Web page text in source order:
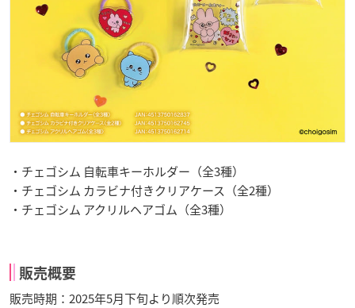
・チェゴシム 自転車キーホルダー（全3種）
・チェゴシム カラビナ付きクリアケース（全2種）
・チェゴシム アクリルヘアゴム（全3種）
販売概要
販売時期：2025年5月下旬より順次発売